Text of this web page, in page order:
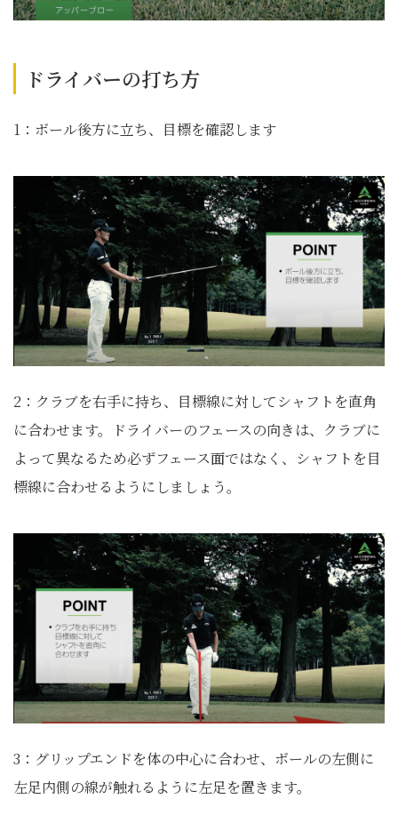
ドライバーの打ち方
1：ボール後方に立ち、目標を確認します
2：クラブを右手に持ち、目標線に対してシャフトを直角
に合わせます。ドライバーのフェースの向きは、クラブに
よって異なるため必ずフェース面ではなく、シャフトを目
標線に合わせるようにしましょう。
3：グリップエンドを体の中心に合わせ、ボールの左側に
左足内側の線が触れるように左足を置きます。